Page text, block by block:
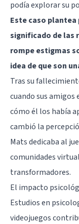
podía explorar su
Este caso
significado de las
rompe estigmas
idea de que son
Tras su
cuando sus
cómo él los había
cambió la
Mats dedicaba al
comunidades
transformadores.
El impacto
Estudios en
videojuegos